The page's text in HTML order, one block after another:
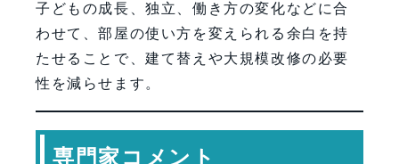
子どもの成長、独立、働き方の変化などに合
わせて、部屋の使い方を変えられる余白を持
たせることで、建て替えや大規模改修の必要
性を減らせます。
専門家コメント